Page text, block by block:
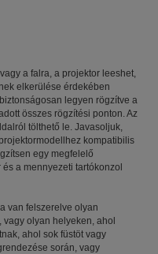
a falra, a projektor leeshet,
elkerülése érdekében
legyen rögzítve a
összes rögzítési ponton. Az
tölthető le. Javasoljuk,
kompatibilis
egy megfelelő
a mennyezeti tartókonzol
van felszerelve olyan
vagy olyan helyeken, ahol
ahol sok füstöt vagy
során, vagy